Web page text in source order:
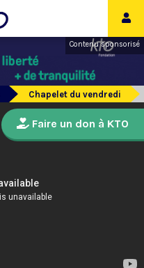
Contenu sponsorisé
Chapelet du vendredi
Faire un don à KTO